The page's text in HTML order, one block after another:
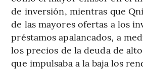
de inversión, mientras que
de las mayores ofertas a los
préstamos apalancados, a
los precios de la deuda de
que impulsaba a la baja los